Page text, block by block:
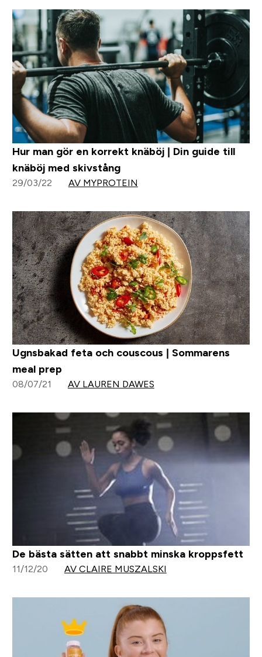
Hur man gör en korrekt knäböj | Din guide till
knäböj med skivstång
29/03/22 AV MYPROTEIN
Ugnsbakad feta och couscous | Sommarens
meal prep
08/07/21 AV LAUREN DAWES
De bästa sätten att snabbt minska kroppsfett
11/12/20 AV CLAIRE MUSZALSKI